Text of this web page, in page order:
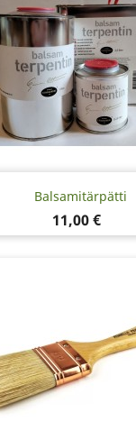
Balsamitärpätti
Hinta
11,00 €
Pikakatselu